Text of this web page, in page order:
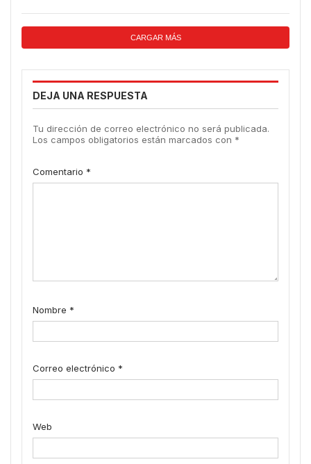
CARGAR MÁS
DEJA UNA RESPUESTA
Tu dirección de correo electrónico no será publicada.
Los campos obligatorios están marcados con *
Comentario *
Nombre *
Correo electrónico *
Web